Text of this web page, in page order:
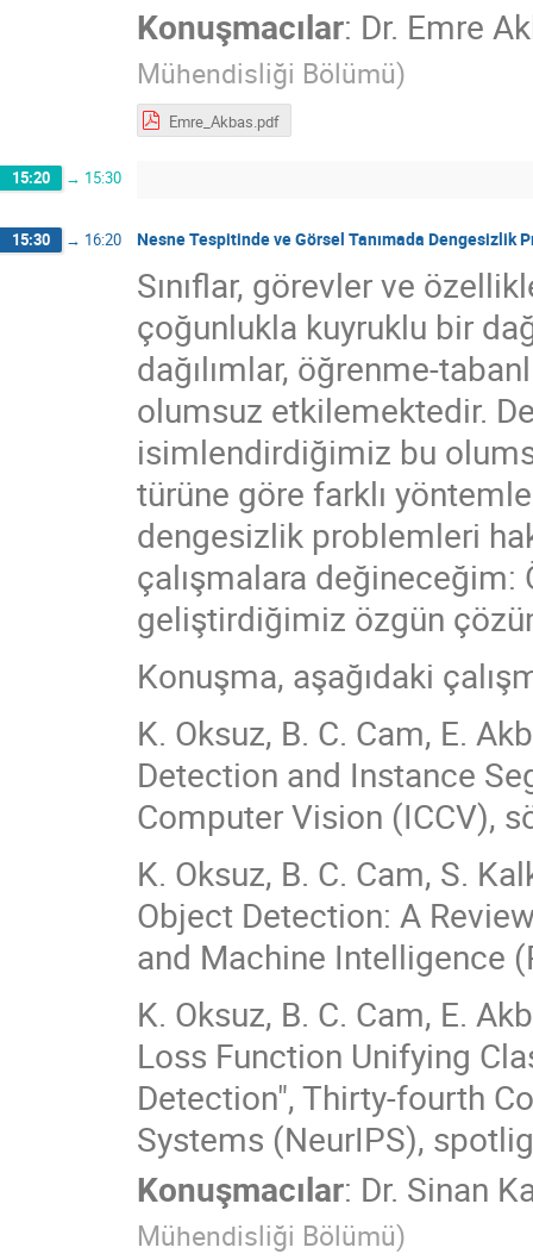
Konuşmacılar: Dr. Emre
Mühendisliği Bölümü)
Emre_Akbas.pdf
15:20 → 15:30
15:30 → 16:20 Nesne Tespitinde ve Görsel Tanımada Dengesizlik
Sınıflar, görevler ve
çoğunlukla kuyruklu bir
dağılımlar, öğrenme-
olumsuz etkilemektedir.
isimlendirdiğimiz bu
türüne göre farklı
dengesizlik problemleri
çalışmalara değineceğim:
geliştirdiğimiz özgün
Konuşma, aşağıdaki
K. Oksuz, B. C. Cam, E.
Detection and Instance
Computer Vision (ICCV),
K. Oksuz, B. C. Cam, S.
Object Detection: A
and Machine Intelligence
K. Oksuz, B. C. Cam, E.
Loss Function Unifying
Detection", Thirty-fourth
Systems (NeurIPS),
Konuşmacılar: Dr. Sinan
Mühendisliği Bölümü)